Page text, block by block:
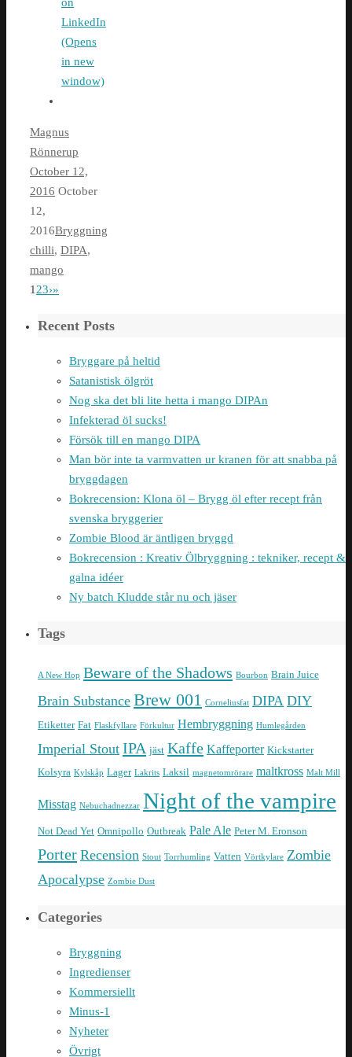
LinkedIn
(Opens
in new
window)
Magnus
Rönnerup
October 12,
2016 October
12,
2016Bryggning
chilli, DIPA,
mango
1 23›»
Recent Posts
Bryggare på heltid
Satanistisk ölgröt
Nog ska det bli lite hetta i mango DIPAn
Infekterad öl sucks!
Försök till en mango DIPA
Man bör inte ta varmvatten ur kranen för att snabba på
bryggdagen
Bokrecension: Klona öl – Brygg öl efter recept från
svenska bryggerier
Zombie Blood är äntligen bryggd
Bokrecension : Kreativ Ölbryggning : tekniker, recept &
galna idéer
Ny batch Kludde står nu och jäser
Tags
A New Hop Beware of the Shadows Bourbon Brain Juice
Brain Substance Brew 001 Corneliusfat DIPA DIY
Etiketter Fat Flaskfyllare Förkultur Hembryggning Humlegården
Imperial Stout IPA jäst Kaffe Kaffeporter Kickstarter
Kolsyra Kylskåp Lager Lakrits Laksil magnetomrörare maltkross Malt Mill
Misstag Nebuchadnezzar Night of the vampire
Not Dead Yet Omnipollo Outbreak Pale Ale Peter M. Eronson
Porter Recension Stout Torrhumling Vatten Vörtkylare Zombie
Apocalypse Zombie Dust
Categories
Bryggning
Ingredienser
Kommersiellt
Minus-1
Nyheter
Övrigt